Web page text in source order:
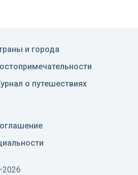
и города
о путешествиях